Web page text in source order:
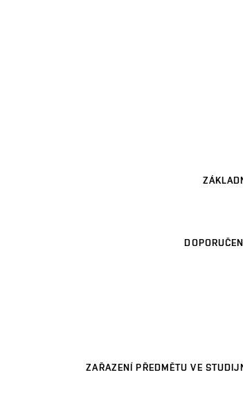
ZAŘAZENÍ PŘEDMĚTU VE